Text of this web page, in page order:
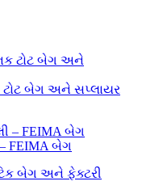
ટોટ બેગ અને સપ્લાયર
FEIMA બેગ